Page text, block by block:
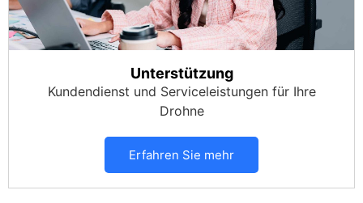
Unterstützung
Kundendienst und Serviceleistungen für Ihre
Drohne
Erfahren Sie mehr